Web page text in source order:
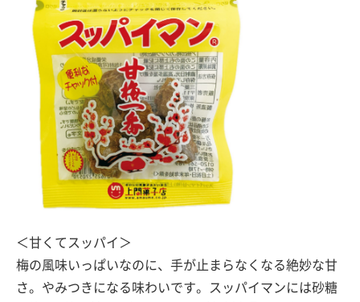
＜甘くてスッパイ＞
梅の風味いっぱいなのに、手が止まらなくなる絶妙な甘
さ。やみつきになる味わいです。スッパイマンには砂糖